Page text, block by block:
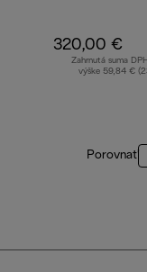
320,00 €
Zahrnutá suma
výške 59,84 €
Porovnať